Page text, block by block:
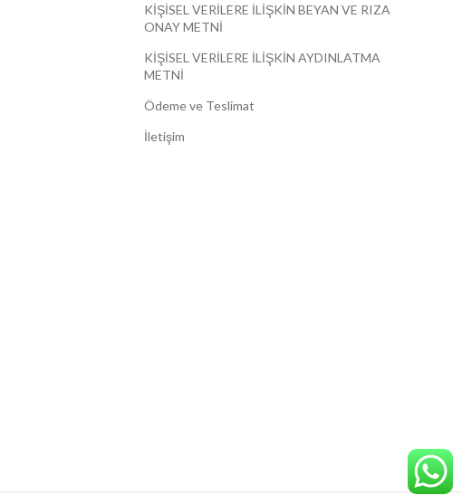
KİŞİSEL VERİLERE İLİŞKİN BEYAN VE RIZA
ONAY METNİ
KİŞİSEL VERİLERE İLİŞKİN AYDINLATMA
METNİ
Ödeme ve Teslimat
İletişim